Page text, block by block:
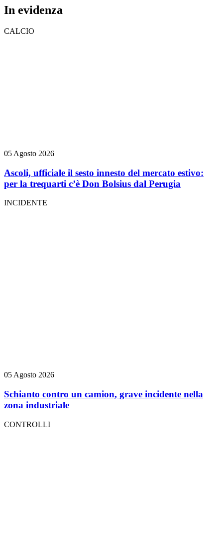
In evidenza
CALCIO
05 Agosto 2026
Ascoli, ufficiale il sesto innesto del mercato estivo:
per la trequarti c’è Don Bolsius dal Perugia
INCIDENTE
05 Agosto 2026
Schianto contro un camion, grave incidente nella
zona industriale
CONTROLLI